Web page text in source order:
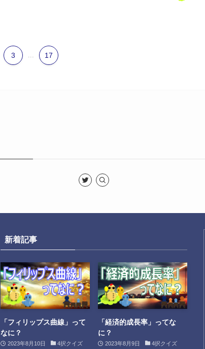
3 ... 17
新着記事
「フィリップス曲線」って
なに？
2023年8月10日 4択クイズ
「経済的成長率」ってな
に？
2023年8月9日 4択クイズ